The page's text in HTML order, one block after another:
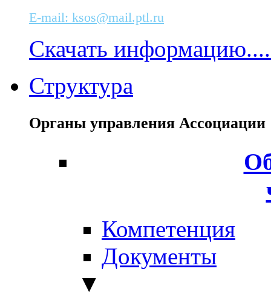
E-mail: ksos@mail.ptl.ru
Скачать
Структура
Органы управления
Компетенция
Документы
▼